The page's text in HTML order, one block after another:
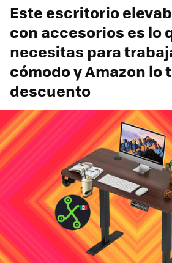
Este escritorio
con accesorios es lo
necesitas para
cómodo y Amazon lo
descuento